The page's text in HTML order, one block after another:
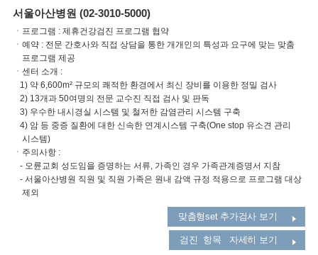
서울아산병원 (02-3010-5000)
ㆍ프로그램 : 제휴건강검진 프로그램 협약
ㆍ예약 : 전문 간호사와 직접 상담을 통한 개개인의 특성과 요구에 맞는 맞춤
프로그램 제공
ㆍ센터 소개 :
1) 약 6,600m² 규모의 쾌적한 환경에서 최신 장비를 이용한 정밀 검사
2) 13개과 50여명의 전문 교수진 직접 검사 및 판독
3) 우수한 내시경실 시스템 및 철저한 감염관리 시스템 구축
4) 암 등 중증 질환에 대한 신속한 연계시스템 구축(One stop 유소견 관리
시스템)
ㆍ주의사항 :
- 오륜교회 성도임을 증명하는 서류, 가족인 경우 가족관계증명서 지참
- 서울아산병원 직원 및 직원 가족은 원내 감액 규정 적용으로 프로그램 대상
제외
맞춤형set 추가검사 보기
검진 항목 자세히 보기